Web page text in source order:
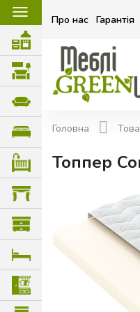
Про нас Гарантія
☰
Головна
Топпер